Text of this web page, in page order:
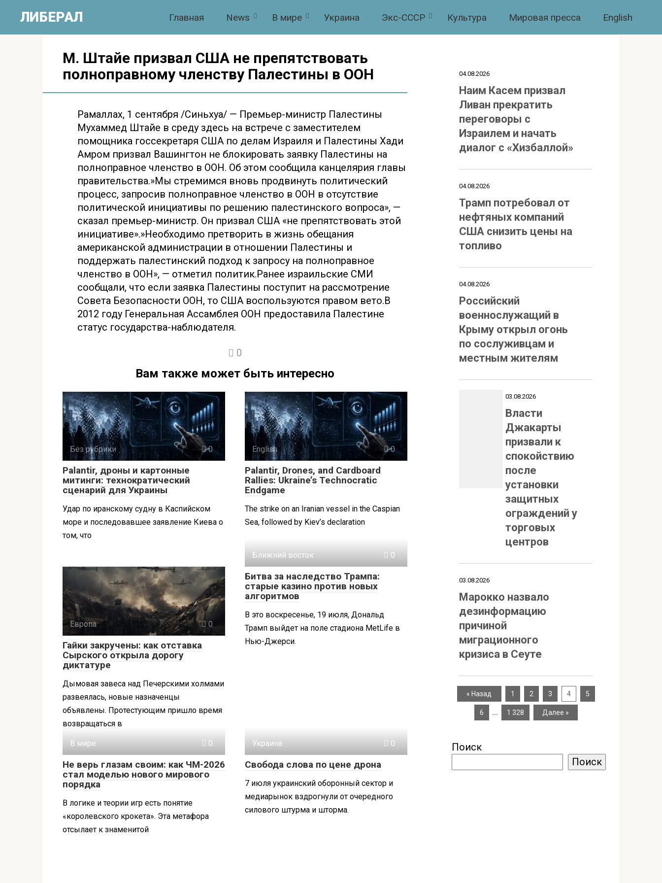
контенту
ЛИБЕРАЛ Главная News В мире Украина Экс-СССР Культура Мировая пресса English
М. Штайе призвал США не препятствовать
полноправному членству Палестины в ООН
Рамаллах, 1 сентября /Синьхуа/ — Премьер-министр Палестины
Мухаммед Штайе в среду здесь на встрече с заместителем
помощника госсекретаря США по делам Израиля и Палестины Хади
Амром призвал Вашингтон не блокировать заявку Палестины на
полноправное членство в ООН. Об этом сообщила канцелярия главы
правительства.»Мы стремимся вновь продвинуть политический
процесс, запросив полноправное членство в ООН в отсутствие
политической инициативы по решению палестинского вопроса», —
сказал премьер-министр. Он призвал США «не препятствовать этой
инициативе».»Необходимо претворить в жизнь обещания
американской администрации в отношении Палестины и
поддержать палестинский подход к запросу на полноправное
членство в ООН», — отметил политик.Ранее израильские СМИ
сообщали, что если заявка Палестины поступит на рассмотрение
Совета Безопасности ООН, то США воспользуются правом вето.В
2012 году Генеральная Ассамблея ООН предоставила Палестине
статус государства-наблюдателя.
0
Вам также может быть интересно
Без рубрики 0
Palantir, дроны и картонные
митинги: технократический
сценарий для Украины
Удар по иранскому судну в Каспийском
море и последовавшее заявление Киева о
том, что
English 0
Palantir, Drones, and Cardboard
Rallies: Ukraine’s Technocratic
Endgame
The strike on an Iranian vessel in the Caspian
Sea, followed by Kiev’s declaration
Европа 0
Гайки закручены: как отставка
Сырского открыла дорогу
диктатуре
Дымовая завеса над Печерскими холмами
развеялась, новые назначенцы
объявлены. Протестующим пришло время
возвращаться в
Ближний восток 0
Битва за наследство Трампа:
старые казино против новых
алгоритмов
В это воскресенье, 19 июля, Дональд
Трамп выйдет на поле стадиона MetLife в
Нью-Джерси.
В мире 0
Не верь глазам своим: как ЧМ-2026
стал моделью нового мирового
порядка
В логике и теории игр есть понятие
«королевского крокета». Эта метафора
отсылает к знаменитой
Украина 0
Свобода слова по цене дрона
7 июля украинский оборонный сектор и
медиарынок вздрогнули от очередного
силового штурма и шторма.
04.08.2026
Наим Касем призвал
Ливан прекратить
переговоры с
Израилем и начать
диалог с «Хизбаллой»
04.08.2026
Трамп потребовал от
нефтяных компаний
США снизить цены на
топливо
04.08.2026
Российский
военнослужащий в
Крыму открыл огонь
по сослуживцам и
местным жителям
03.08.2026
Власти
Джакарты
призвали к
спокойствию
после
установки
защитных
ограждений у
торговых
центров
03.08.2026
Марокко назвало
дезинформацию
причиной
миграционного
кризиса в Сеуте
« Назад 1 2 3 4 5
6 … 1 328 Далее »
Поиск
Поиск